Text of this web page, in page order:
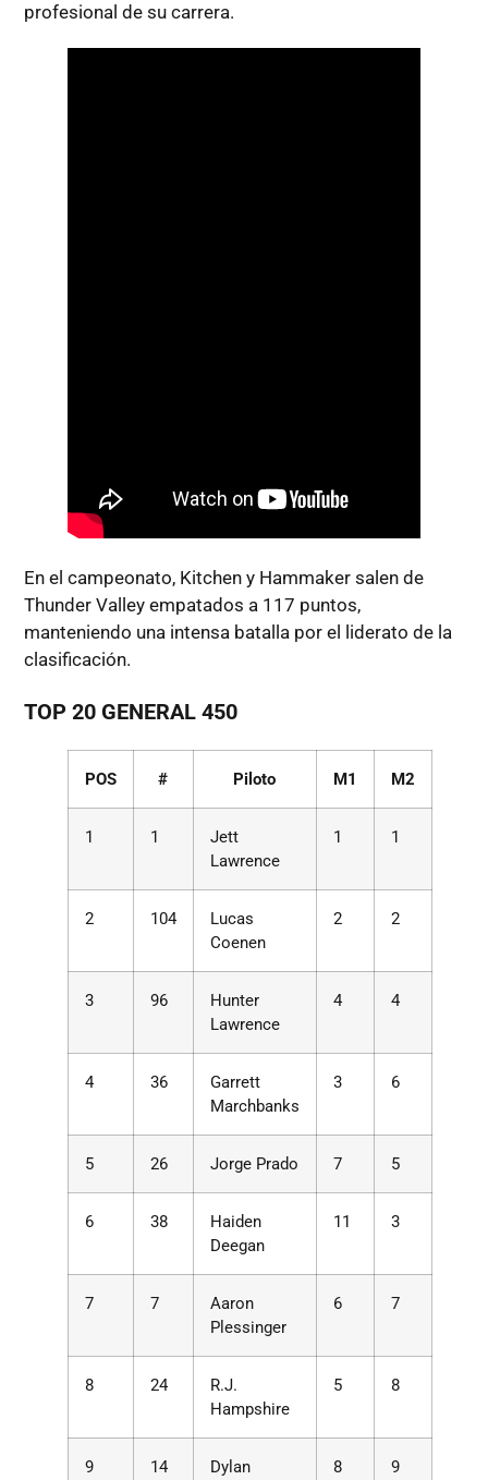
profesional de su carrera.
En el campeonato, Kitchen y Hammaker salen de
Thunder Valley empatados a 117 puntos,
manteniendo una intensa batalla por el liderato de la
clasificación.
TOP 20 GENERAL 450
POS # Piloto M1 M2
1 1
Jett
Lawrence
1 1
2 104
Lucas
Coenen
2 2
3 96
Hunter
Lawrence
4 4
4 36
Garrett
Marchbanks
3 6
5 26 Jorge Prado 7 5
6 38
Haiden
Deegan
11 3
7 7
Aaron
Plessinger
6 7
8 24
R.J.
Hampshire
5 8
9 14
Dylan
8 9